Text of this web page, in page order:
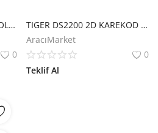
SUNLUX XL-2303 2D KABLOLU MASAÜSTÜ BARKOD OKUYUCU
0
TIGER DS2200 2D KAREKOD KABLOLU USB MASAÜSTÜ BARKOD OKUYUCU
AracıMarket
0
Teklif Al